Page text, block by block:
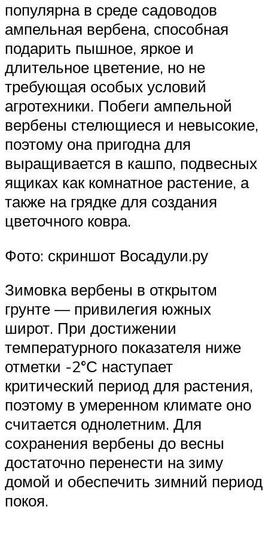
популярна в среде садоводов
ампельная вербена, способная
подарить пышное, яркое и
длительное цветение, но не
требующая особых условий
агротехники. Побеги ампельной
вербены стелющиеся и невысокие,
поэтому она пригодна для
выращивается в кашпо, подвесных
ящиках как комнатное растение, а
также на грядке для создания
цветочного ковра.
Фото: скриншот Восадули.ру
Зимовка вербены в открытом
грунте — привилегия южных
широт. При достижении
температурного показателя ниже
отметки -2°С наступает
критический период для растения,
поэтому в умеренном климате оно
считается однолетним. Для
сохранения вербены до весны
достаточно перенести на зиму
домой и обеспечить зимний период
покоя.